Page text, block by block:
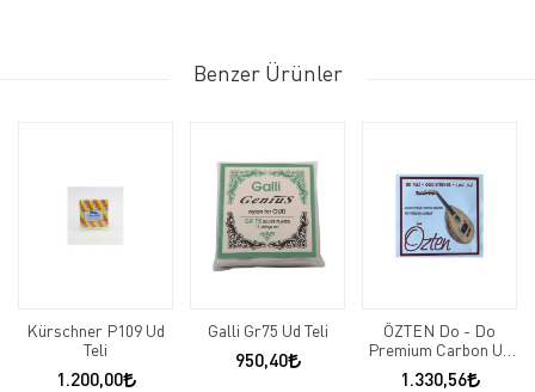
Benzer Ürünler
Kürschner P109 Ud
Teli
1.200,00
Galli Gr75 Ud Teli
950,40
ÖZTEN Do - Do
Premium Carbon Ud
Teli
1.330,56